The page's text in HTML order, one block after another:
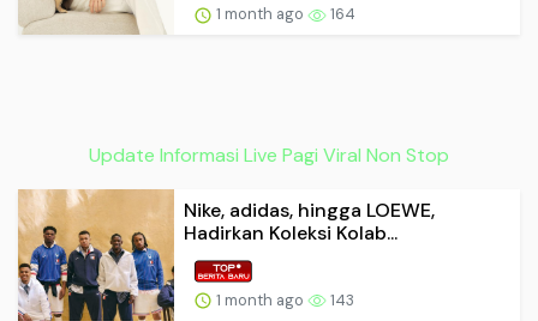
1 month ago 164
Update Informasi Live Pagi Viral Non Stop
Nike, adidas, hingga LOEWE,
Hadirkan Koleksi Kolab...
1 month ago 143